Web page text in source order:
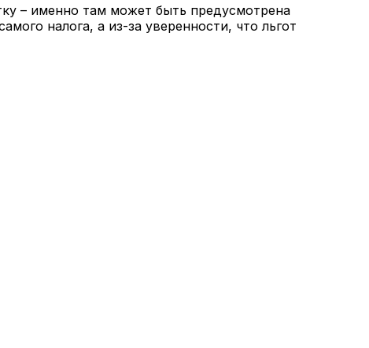
– именно там может быть предусмотрена
налога, а из-за уверенности, что льгот